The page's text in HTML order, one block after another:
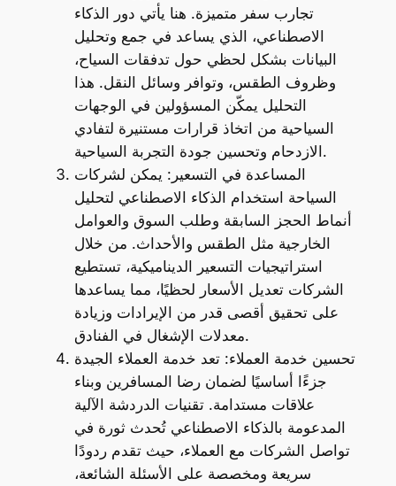
تجارب سفر متميزة. هنا يأتي دور الذكاء
الاصطناعي، الذي يساعد في جمع وتحليل
البيانات بشكل لحظي حول تدفقات السياح،
وظروف الطقس، وتوافر وسائل النقل. هذا
التحليل يمكّن المسؤولين في الوجهات
السياحية من اتخاذ قرارات مستنيرة لتفادي
الازدحام وتحسين جودة التجربة السياحية.
المساعدة في التسعير: يمكن لشركات
السياحة استخدام الذكاء الاصطناعي لتحليل
أنماط الحجز السابقة وطلب السوق والعوامل
الخارجية مثل الطقس والأحداث. من خلال
استراتيجيات التسعير الديناميكية، تستطيع
الشركات تعديل الأسعار لحظيًا، مما يساعدها
على تحقيق أقصى قدر من الإيرادات وزيادة
معدلات الإشغال في الفنادق.
تحسين خدمة العملاء: تعد خدمة العملاء الجيدة
جزءًا أساسيًا لضمان رضا المسافرين وبناء
علاقات مستدامة. تقنيات الدردشة الآلية
المدعومة بالذكاء الاصطناعي تُحدث ثورة في
تواصل الشركات مع العملاء، حيث تقدم ردودًا
سريعة ومخصصة على الأسئلة الشائعة،